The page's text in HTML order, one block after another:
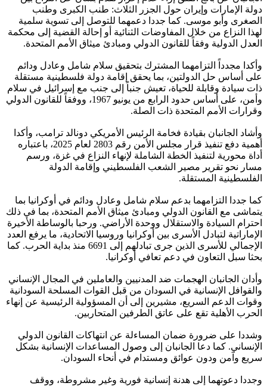
دولة الإمارات وإيران حول الجزر الثلاث: طنب الكبرى وطنب
الصغرى وأبو موسى. كما جددا دعمهما للتوصل إلى تسوية سلمية
لهذا النزاع من خلال المفاوضات الثنائية أو إحالة القضية إلى محكمة
العدل الدولية وفقاً للقانون الدولي ومبادئ ميثاق الأمم المتحدة.
وأكدا مجدداً التزامهما المشترك بتحقيق سلام شامل وعادل ودائم
على أساس حل الدولتين، بما يحقق إقامة دولة فلسطينية مستقلة
ذات سيادة وقابلة للحياة، تعيش جنباً إلى جنب مع إسرائيل في سلام
وأمن، على أساس حدود الرابع من يونيو 1967، ووفقاً للقانون الدولي
وقرارات الأمم المتحدة ذات الصلة.
وأشاد الجانبان بقيادة فخامة الرئيس الأمريكي دونالد ترامب، وأكدا
أهمية دفع تنفيذ قرار مجلس الأمن رقم 2803 لعام 2025، باعتباره
أداة محورية لتنفيذ الخطة الشاملة لإنهاء النزاع في غزة، ورسم
مسار نحو تقرير مصير الشعب الفلسطيني وإقامة الدولة
الفلسطينية المستقلة.
كما جددا التزامهما بدعم سلام شامل وعادل ودائم في أوكرانيا بما
يتماشى مع القانون الدولي ومبادئ ميثاق الأمم المتحدة، بما في ذلك
احترام السيادة والاستقلال ووحدة الأراضي. ورحبا بالوساطة الأخيرة
الإماراتية لتبادل الأسرى بين أوكرانيا وروسيا الاتحادية، ما يرفع العدد
الإجمالي للأسرى الذين جرى تبادلهم إلى 6691 منذ بداية الحرب. كما
بحثا سبل التعاون في دعم تعافي أوكرانيا.
وأدان الجانبان الهجمات ضد المدنيين والعاملين في المجال الإنساني
والقوافل الإنسانية في السودان من قبل القوات المسلحة السودانية
وقوات الدعم السريع، مشيرين إلى أن المسؤولية الرئيسية عن إنهاء
الحرب الأهلية تقع على عاتق الطرفين المتحاربين.
وشددا على ضرورة ضمان المساءلة عن انتهاكات القانون الدولي
الإنساني. كما دعا الجانبان إلى وصول المساعدات الإنسانية بشكل
سريع وآمن ودون عوائق ومستدام في أنحاء السودان.
وجددا دعوتهما إلى هدنة إنسانية فورية وغير مشروطة، ووقف